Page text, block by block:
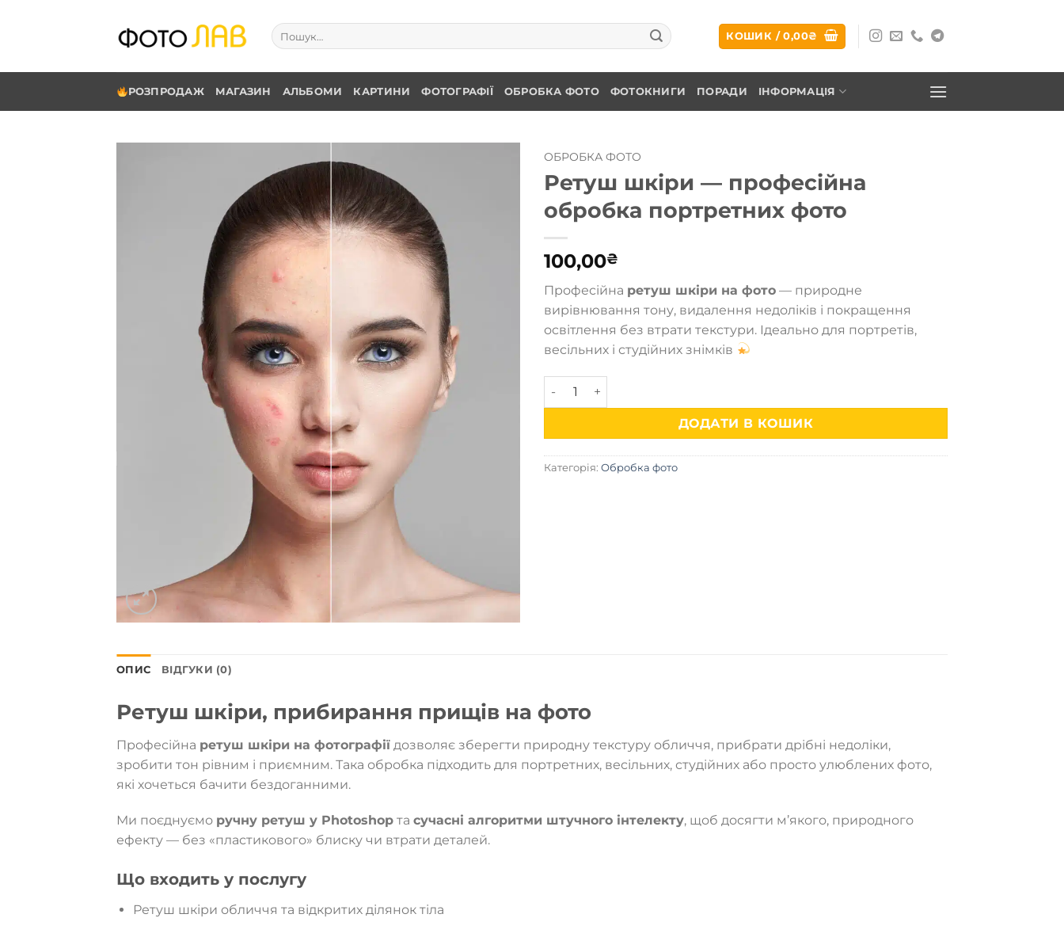
Шукати:
КОШИК /0,00₴
РОЗПРОДАЖ МАГАЗИН АЛЬБОМИ КАРТИНИ ФОТОГРАФІЇ ОБРОБКА ФОТО ФОТОКНИГИ ПОРАДИ ІНФОРМАЦІЯ
ОБРОБКА ФОТО
Ретуш шкіри — професійна
обробка портретних фото
100,00₴
Професійна ретуш шкіри на фото — природне
вирівнювання тону, видалення недоліків і покращення
освітлення без втрати текстури. Ідеально для портретів,
весільних і студійних знімків
Ретуш шкіри — професійна обробка портретних фото кількість
ДОДАТИ В КОШИК
Категорія: Обробка фото
ОПИС ВІДГУКИ (0)
Ретуш шкіри, прибирання прищів на фото
Професійна ретуш шкіри на фотографії дозволяє зберегти природну текстуру обличчя, прибрати дрібні недоліки,
зробити тон рівним і приємним. Така обробка підходить для портретних, весільних, студійних або просто улюблених фото,
які хочеться бачити бездоганними.
Ми поєднуємо ручну ретуш у Photoshop та сучасні алгоритми штучного інтелекту, щоб досягти м’якого, природного
ефекту — без «пластикового» блиску чи втрати деталей.
Що входить у послугу
Ретуш шкіри обличчя та відкритих ділянок тіла